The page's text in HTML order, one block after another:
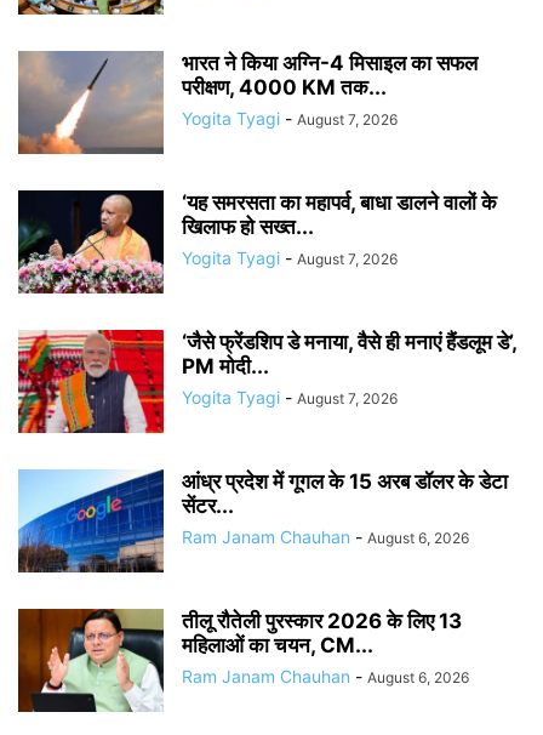
भारत ने किया अग्नि-4 मिसाइल का सफल
परीक्षण, 4000 KM तक...
Yogita Tyagi - August 7, 2026
‘यह समरसता का महापर्व, बाधा डालने वालों के
खिलाफ हो सख्त...
Yogita Tyagi - August 7, 2026
‘जैसे फ्रेंडशिप डे मनाया, वैसे ही मनाएं हैंडलूम डे’,
PM मोदी...
Yogita Tyagi - August 7, 2026
आंध्र प्रदेश में गूगल के 15 अरब डॉलर के डेटा
सेंटर...
Ram Janam Chauhan - August 6, 2026
तीलू रौतेली पुरस्कार 2026 के लिए 13
महिलाओं का चयन, CM...
Ram Janam Chauhan - August 6, 2026